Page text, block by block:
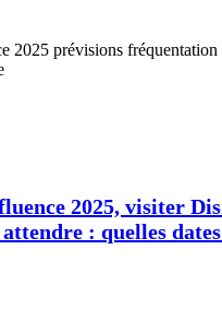
2025, visiter
: quelles